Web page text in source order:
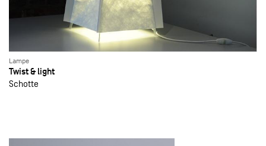
Lampe
Twist & light
Schotte